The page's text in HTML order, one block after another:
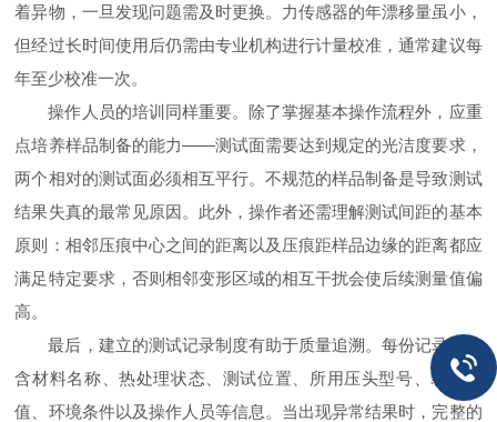
着异物，一旦发现问题需及时更换。力传感器的年漂移量虽小，
但经过长时间使用后仍需由专业机构进行计量校准，通常建议每
年至少校准一次。
操作人员的培训同样重要。除了掌握基本操作流程外，应重
点培养样品制备的能力——测试面需要达到规定的光洁度要求，
两个相对的测试面必须相互平行。不规范的样品制备是导致测试
结果失真的最常见原因。此外，操作者还需理解测试间距的基本
原则：相邻压痕中心之间的距离以及压痕距样品边缘的距离都应
满足特定要求，否则相邻变形区域的相互干扰会使后续测量值偏
高。
最后，建立的测试记录制度有助于质量追溯。每份记录应包
含材料名称、热处理状态、测试位置、所用压头型号、载荷数
值、环境条件以及操作人员等信息。当出现异常结果时，完整的